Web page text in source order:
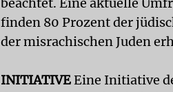
finden 80 Prozent der
der misrachischen Juden
INITIATIVEEine Initiative